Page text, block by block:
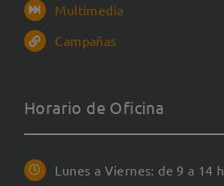
Multimedia
Campañas
Horario de Oficina
Lunes a Viernes: de 9 a 14 h.